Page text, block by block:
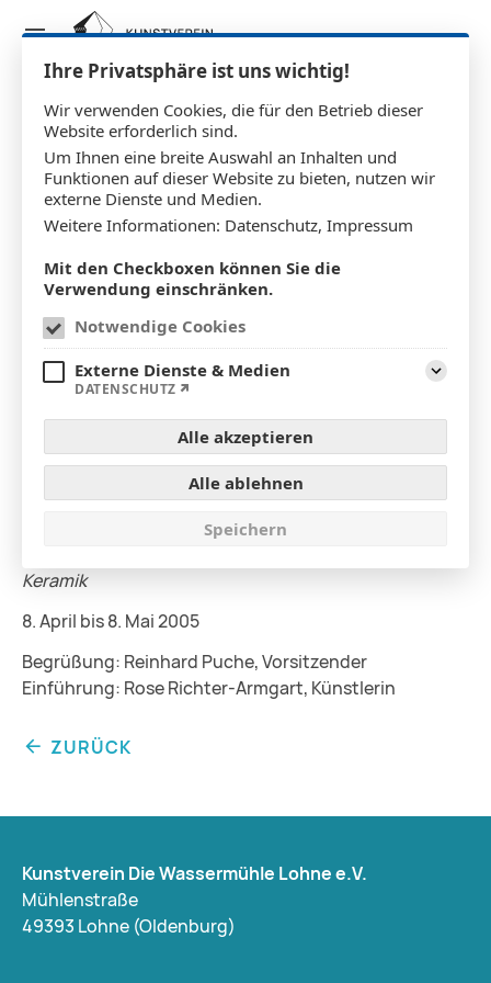
Heidrun Kohnert
Keramik
8. April bis 8. Mai 2005
Begrüßung: Reinhard Puche, Vorsitzender
Einführung: Rose Richter-Armgart, Künstlerin
ZURÜCK
Kunstverein Die Wassermühle Lohne e.V.
Mühlenstraße
49393 Lohne (Oldenburg)
Ihre Privatsphäre ist uns wichtig!
Wir verwenden Cookies, die für den Betrieb dieser
Website erforderlich sind.
Um Ihnen eine breite Auswahl an Inhalten und
Funktionen auf dieser Website zu bieten, nutzen wir
externe Dienste und Medien.
Weitere Informationen: Datenschutz, Impressum
Mit den Checkboxen können Sie die
Verwendung einschränken.
Notwendige Cookies
Externe Dienste & Medien
DATENSCHUTZ
Alle akzeptieren
Alle ablehnen
Speichern